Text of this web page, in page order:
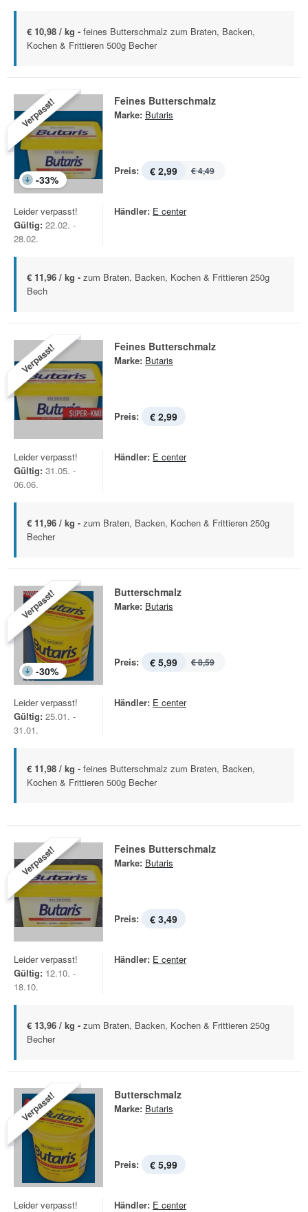
€ 10,98 / kg - feines Butterschmalz zum Braten, Backen,
Kochen & Frittieren 500g Becher
Verpasst!
-33%
Feines Butterschmalz
Marke: Butaris
Preis: € 2,99 € 4,49
Leider verpasst!
Gültig: 22.02. -
28.02.
Händler: E center
€ 11,96 / kg - zum Braten, Backen, Kochen & Frittieren 250g
Bech
Verpasst! Feines Butterschmalz
Marke: Butaris
Preis: € 2,99
Leider verpasst!
Gültig: 31.05. -
06.06.
Händler: E center
€ 11,96 / kg - zum Braten, Backen, Kochen & Frittieren 250g
Becher
Verpasst!
-30%
Butterschmalz
Marke: Butaris
Preis: € 5,99 € 8,59
Leider verpasst!
Gültig: 25.01. -
31.01.
Händler: E center
€ 11,98 / kg - feines Butterschmalz zum Braten, Backen,
Kochen & Frittieren 500g Becher
Verpasst! Feines Butterschmalz
Marke: Butaris
Preis: € 3,49
Leider verpasst!
Gültig: 12.10. -
18.10.
Händler: E center
€ 13,96 / kg - zum Braten, Backen, Kochen & Frittieren 250g
Becher
Verpasst! Butterschmalz
Marke: Butaris
Preis: € 5,99
Leider verpasst! Händler: E center